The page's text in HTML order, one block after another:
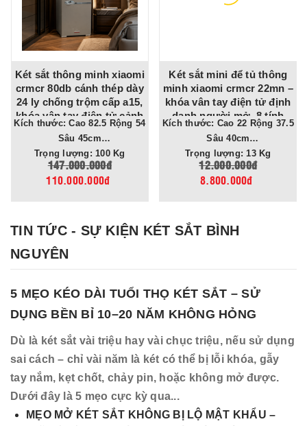
sắt thông minh xiaomi
80db cánh thép dày
ly chống trộm cấp a15,
vân tay điện tử cảnh
báo điện thoại
Cao 82.5 Rộng 54
Sâu 45cm
Trọng lượng: 100 Kg
147.000.000đ
110.000.000đ
Két sắt mini để tủ thông
minh xiaomi crmcr 22mn –
khóa vân tay điện tử định
danh người mở, 8 tính
năng cảnh báo điện thoại
Kích thước: Cao 22 Rộng 37.5
Sâu 40cm
Trọng lượng: 13 Kg
12.000.000đ
8.800.000đ
Kích
TIN TỨC - SỰ KIỆN KÉT SẮT BÌNH
NGUYÊN
5 MẸO KÉO DÀI TUỔI THỌ KÉT SẮT – SỬ
DỤNG BỀN BỈ 10–20 NĂM KHÔNG HỎNG
Dù là két sắt vài triệu hay vài chục triệu, nếu sử dụng
sai cách – chỉ vài năm là két có thể bị lỗi khóa, gẫy
tay nắm, kẹt chốt, chảy pin, hoặc không mở được.
Dưới đây là 5 mẹo cực kỳ qua...
MẸO MỞ KÉT SẮT KHÔNG BỊ LỘ MẬT KHẨU –